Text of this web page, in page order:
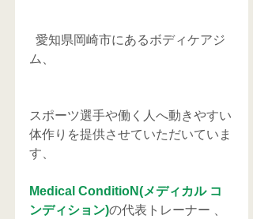
ム、
スポーツ選手や働く人へ動きやすい
体作りを提供させていただいていま
す、
Medical ConditioN(メディカル コ
ンディション)の代表トレーナー 、